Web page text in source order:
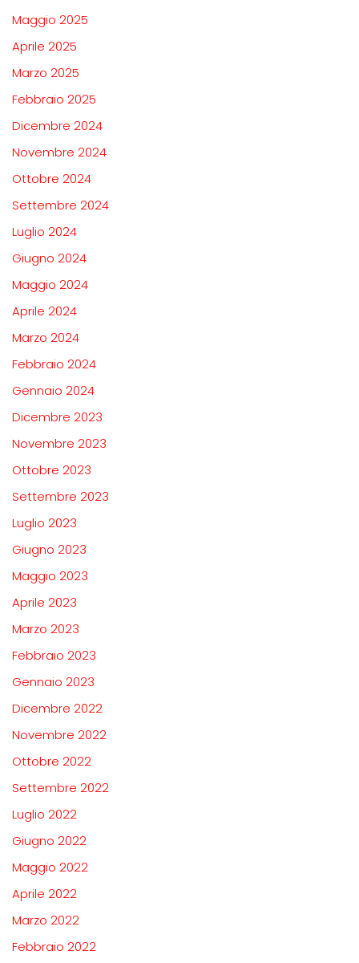
Maggio 2025
Aprile 2025
Marzo 2025
Febbraio 2025
Dicembre 2024
Novembre 2024
Ottobre 2024
Settembre 2024
Luglio 2024
Giugno 2024
Maggio 2024
Aprile 2024
Marzo 2024
Febbraio 2024
Gennaio 2024
Dicembre 2023
Novembre 2023
Ottobre 2023
Settembre 2023
Luglio 2023
Giugno 2023
Maggio 2023
Aprile 2023
Marzo 2023
Febbraio 2023
Gennaio 2023
Dicembre 2022
Novembre 2022
Ottobre 2022
Settembre 2022
Luglio 2022
Giugno 2022
Maggio 2022
Aprile 2022
Marzo 2022
Febbraio 2022